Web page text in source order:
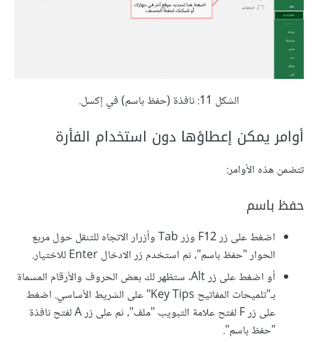
الشكل 11: نافذة (حفظ باسم) في إكسل.
أوامر يمكن إعطاؤها دون استخدام الفأرة
تتضمن هذه الأوامر:
حفظ باسم
اضغط على زر F12 وزر Tab وأزرار الاتجاه للتنقل حول مربع
الحوار "حفظ باسم"، ثم استخدم زر الادخال Enter للاختيار.
أو اضغط على زر Alt. ستظهر لك بعض الحروف والأرقام المسماة
بـ"تلميحات المفاتيح Key Tips" على الشريط الأساسي. اضغط
على زر F لفتح علامة التبويب "ملف"، ثم على زر A لفتح نافذة
"حفظ باسم".